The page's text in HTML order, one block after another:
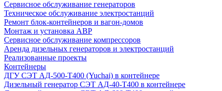
Сервисное обслуживание генераторов
Техническое обслуживание электростанций
Ремонт блок-контейнеров и вагон-домов
Монтаж и установка АВР
Сервисное обслуживание компрессоров
Аренда дизельных генераторов и электростанций
Реализованные проекты
Контейнеры
ДГУ СЭТ АД-500-Т400 (Yuchai) в контейнере
Дизельный генератор СЭТ АД-40-Т400 в контейнере